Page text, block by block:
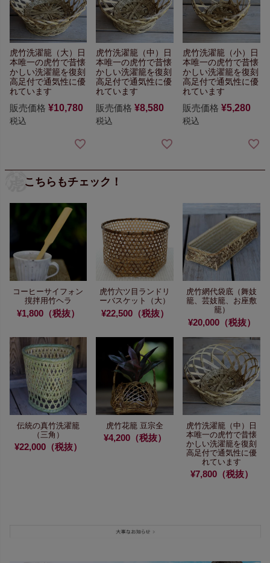
虎竹洗濯籠（大）
日
本唯一の虎竹で昔懐
かしい洗濯籠を復刻
高足付で通気性に優
れています
販売価格 ¥10,780
税込
虎竹洗濯籠（中） 日
本唯一の虎竹で昔懐
かしい洗濯籠を復刻
高足付で通気性に優
れています
販売価格 ¥8,580
税込
虎竹洗濯籠（小） 日
本唯一の虎竹で昔懐
かしい洗濯籠を復刻
高足付で通気性に優
れています
販売価格 ¥5,280
税込
こちらもチェック！
コーヒーサイフォン
撹拌用竹ヘラ
¥1,800（税抜）
虎竹六ツ目ランドリ
ーバスケット（大）
¥22,500（税抜）
虎竹網代袋底 （舞妓
籠、芸妓籠、お座敷
籠）
¥20,000（税抜）
伝統の真竹洗濯籠
（三角）
¥22,000（税抜）
虎竹花籠 豆宗全
¥4,200（税抜）
虎竹洗濯籠（中）
日
本唯一の虎竹で昔懐
かしい洗濯籠を復刻
高足付で通気性に優
れています
¥7,800（税抜）